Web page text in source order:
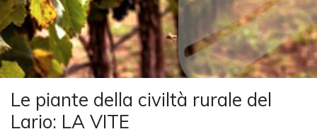
Le piante della civiltà rurale del
Lario: LA VITE